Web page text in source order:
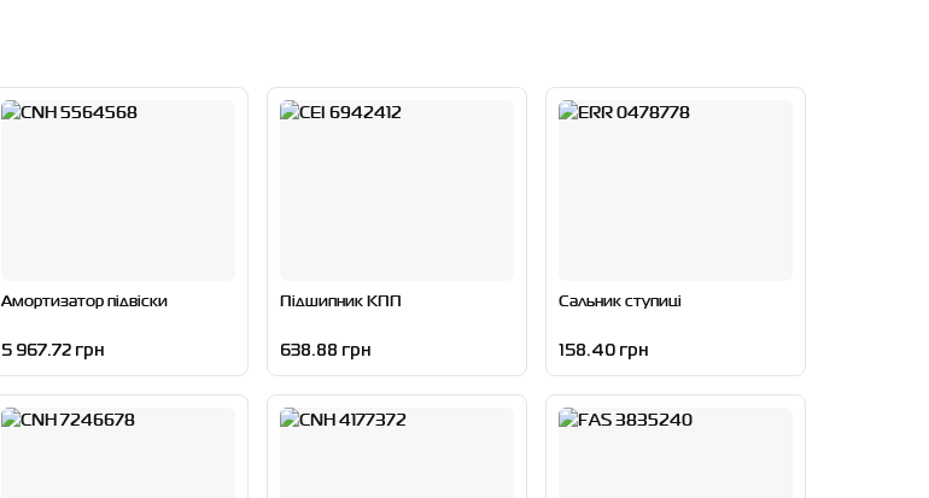
Амортизатор підвіски
5 967.72 грн
Підшипник КПП
638.88 грн
Сальник ступиці
158.40 грн